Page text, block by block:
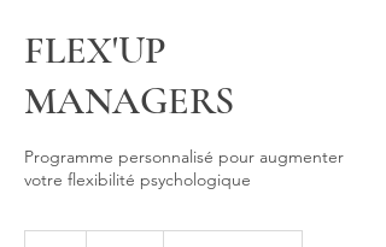
FLEX'UP
MANAGERS
Programme personnalisé pour augmenter
votre flexibilité psychologique